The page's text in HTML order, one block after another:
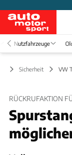
Nutzfahrzeuge
Sicherheit VW
RÜCKRUFAKTION